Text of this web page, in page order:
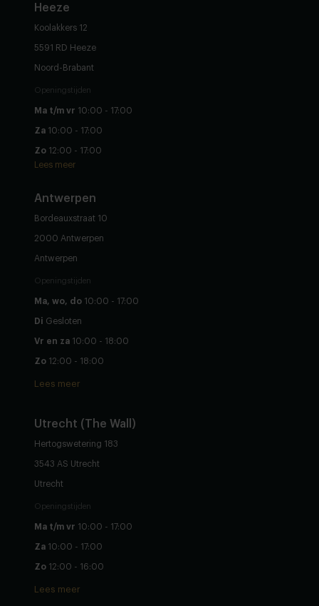
Heeze
Koolakkers 12
5591 RD Heeze
Noord-Brabant
Openingstijden
Ma t/m vr 10:00 - 17:00
Za 10:00 - 17:00
Zo 12:00 - 17:00
Lees meer
Antwerpen
Bordeauxstraat 10
2000 Antwerpen
Antwerpen
Openingstijden
Ma, wo, do 10:00 - 17:00
Di Gesloten
Vr en za 10:00 - 18:00
Zo 12:00 - 18:00
Lees meer
Utrecht (The Wall)
Hertogswetering 183
3543 AS Utrecht
Utrecht
Openingstijden
Ma t/m vr 10:00 - 17:00
Za 10:00 - 17:00
Zo 12:00 - 16:00
Lees meer